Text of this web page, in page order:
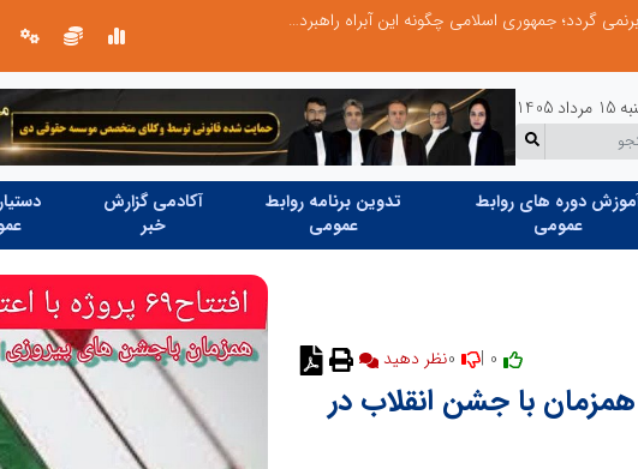
تنگه هرمز دیگر به وضعیت سابق برنمی گردد؛ جمهوری اسلامی چگونه این آبراه راهبردی را به دال مرکزی نظم امنیتی جدید غرب آسیا تبدیل می کند؟ دکتر مرتضی پرهیزگار: نسخه نجات
1405
دوره های روابط
عمومی
تدوین برنامه روابط
عمومی
آکادمی گزارش
خبر
نظر دهید
زنی ۶۹پروژه همزمان با جشن انقلاب در